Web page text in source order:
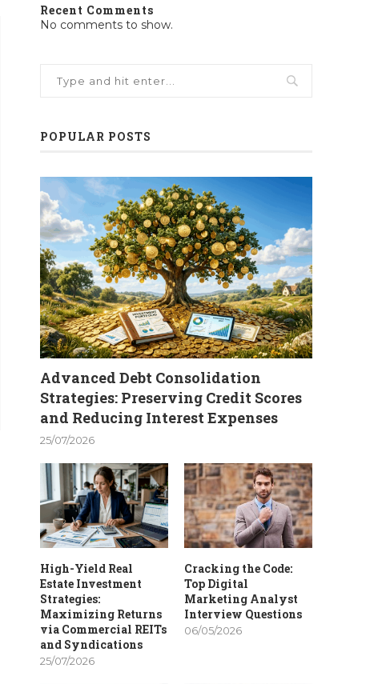
Recent Comments
No comments to show.
POPULAR POSTS
Advanced Debt Consolidation
Strategies: Preserving Credit Scores
and Reducing Interest Expenses
25/07/2026
High-Yield Real
Estate Investment
Strategies:
Maximizing Returns
via Commercial REITs
and Syndications
25/07/2026
Cracking the Code:
Top Digital
Marketing Analyst
Interview Questions
06/05/2026